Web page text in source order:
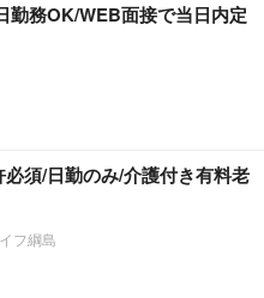
勤務OK/WEB面接で当日内定
必須/日勤のみ/介護付き有料老
フ綱島